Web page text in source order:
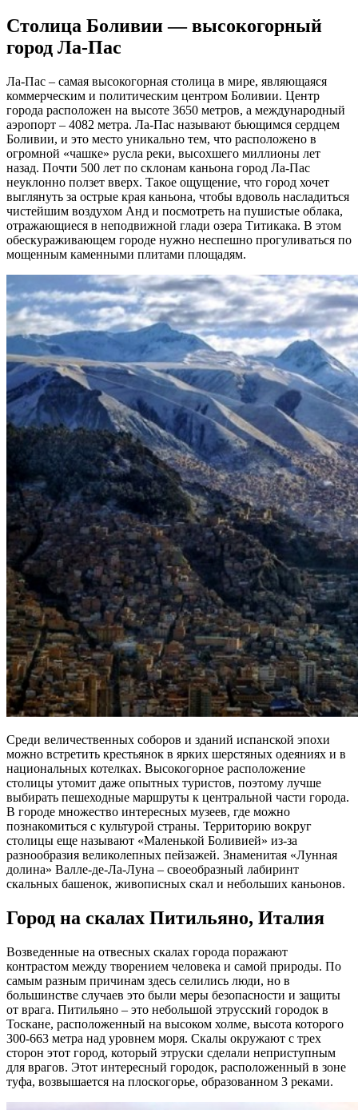
Столица Боливии — высокогорный
город Ла-Пас
Ла-Пас – самая высокогорная столица в мире, являющаяся
коммерческим и политическим центром Боливии. Центр
города расположен на высоте 3650 метров, а международный
аэропорт – 4082 метра. Ла-Пас называют бьющимся сердцем
Боливии, и это место уникально тем, что расположено в
огромной «чашке» русла реки, высохшего миллионы лет
назад. Почти 500 лет по склонам каньона город Ла-Пас
неуклонно ползет вверх. Такое ощущение, что город хочет
выглянуть за острые края каньона, чтобы вдоволь насладиться
чистейшим воздухом Анд и посмотреть на пушистые облака,
отражающиеся в неподвижной глади озера Титикака. В этом
обескураживающем городе нужно неспешно прогуливаться по
мощенным каменными плитами площадям.
Среди величественных соборов и зданий испанской эпохи
можно встретить крестьянок в ярких шерстяных одеяниях и в
национальных котелках. Высокогорное расположение
столицы утомит даже опытных туристов, поэтому лучше
выбирать пешеходные маршруты к центральной части города.
В городе множество интересных музеев, где можно
познакомиться с культурой страны. Территорию вокруг
столицы еще называют «Маленькой Боливией» из-за
разнообразия великолепных пейзажей. Знаменитая «Лунная
долина» Валле-де-Ла-Луна – своеобразный лабиринт
скальных башенок, живописных скал и небольших каньонов.
Город на скалах Питильяно, Италия
Возведенные на отвесных скалах города поражают
контрастом между творением человека и самой природы. По
самым разным причинам здесь селились люди, но в
большинстве случаев это были меры безопасности и защиты
от врага. Питильяно – это небольшой этрусский городок в
Тоскане, расположенный на высоком холме, высота которого
300-663 метра над уровнем моря. Скалы окружают с трех
сторон этот город, который этруски сделали неприступным
для врагов. Этот интересный городок, расположенный в зоне
туфа, возвышается на плоскогорье, образованном 3 реками.